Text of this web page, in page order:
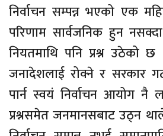
निर्वाचन सम्पन्न भएको एक
परिणाम सार्वजनिक हुन
नियतमाथि पनि प्रश्न उठेको छ ।
जनादेशलाई रोक्ने र सरकार
पार्न स्वयं निर्वाचन आयोग नै
प्रश्नसमेत जनमानसबाट उठ्न